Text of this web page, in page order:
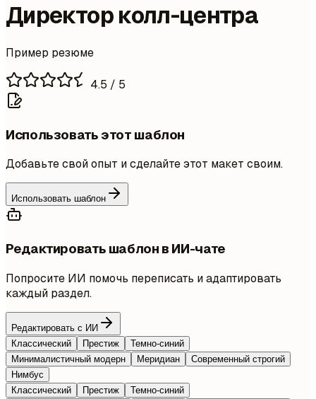
Директор колл-центра
Пример резюме
4.5 / 5
Использовать этот шаблон
Добавьте свой опыт и сделайте этот макет своим.
Использовать шаблон
Редактировать шаблон в ИИ-чате
Попросите ИИ помочь переписать и адаптировать
каждый раздел.
Редактировать с ИИ
Классический
Престиж
Темно-синий
Минималистичный модерн
Меридиан
Современный строгий
Нимбус
Классический
Престиж
Темно-синий